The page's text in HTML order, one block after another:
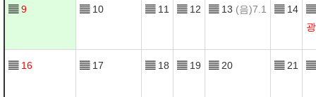
▤ 9 ▤ 10 ▤ 11 ▤ 12 ▤ 13 (음)7.1 ▤ 14
▤
▤ 16 ▤ 17 ▤ 18 ▤ 19 ▤ 20 ▤ 21 ▤